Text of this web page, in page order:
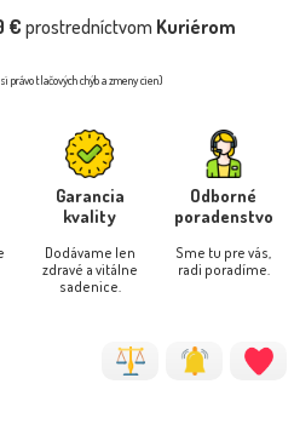
€ prostredníctvom Kuriérom
právo tlačových chýb a zmeny cien)
Garancia
kvality
Dodávame len
zdravé a vitálne
sadenice.
Odborné
poradenstvo
Sme tu pre vás,
radi poradíme.